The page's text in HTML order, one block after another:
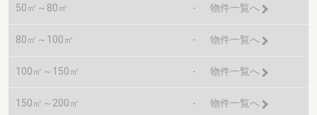
50㎡～80㎡ - 物件一覧へ
80㎡～100㎡ - 物件一覧へ
100㎡～150㎡ - 物件一覧へ
150㎡～200㎡ - 物件一覧へ